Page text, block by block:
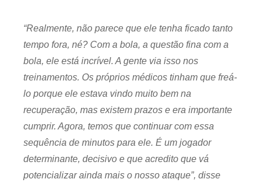
“Realmente, não parece que ele tenha ficado tanto
tempo fora, né? Com a bola, a questão fina com a
bola, ele está incrível. A gente via isso nos
treinamentos. Os próprios médicos tinham que freá-
lo porque ele estava vindo muito bem na
recuperação, mas existem prazos e era importante
cumprir. Agora, temos que continuar com essa
sequência de minutos para ele. É um jogador
determinante, decisivo e que acredito que vá
potencializar ainda mais o nosso ataque”, disse